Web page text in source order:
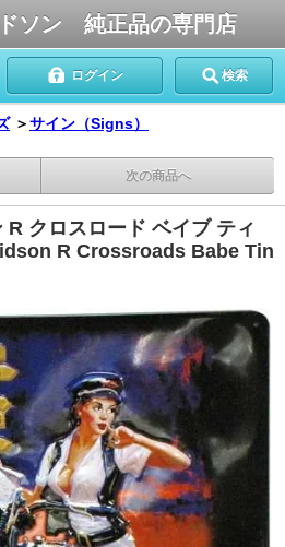
ソン 純正品の専門店
ログイン 検索
＞サイン（Signs）
次の商品へ
クロスロード ベイブ ティ
R Crossroads Babe Tin